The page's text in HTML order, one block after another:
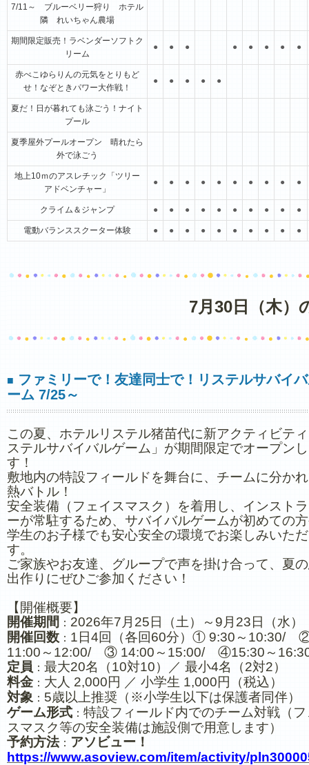
7/11～ ブルーベリー狩り ホテル
隣 れいちゃん農場
期間限定販売！ラベンダーソフトク
リーム
● ● ● ● ● ● ● ●
赤べこゆらりんの元気をとりもど
せ！なぞときパワー大作戦！
● ● ● ● ●
夏だ！日が暮れても泳ごう！ナイト
プール
夏季屋外プールオープン 晴れたら
外で泳ごう
地上10ｍのアスレチック「ツリー
アドベンチャー」
● ● ● ● ● ● ● ● ● ●
クライム＆ジャンプ ● ● ● ● ● ● ● ● ● ●
電動バランススクーター体験 ● ● ● ● ● ● ● ● ● ●
7月30日（木）
■ ファミリーで！友達同士で！リステルサバイ
ーム 7/25～
この夏、ホテルリステル猪苗代に新アクティビテ
ステルサバイバルゲーム」が期間限定でオープン
す！
敷地内の特設フィールドを舞台に、チームに分か
熱バトル！
安全装備（フェイスマスク）を着用し、インスト
ーが常駐するため、サバイバルゲームが初めての
学生のお子様でも安心安全の環境でお楽しみいた
す。
ご家族やお友達、グループで声を掛け合って、夏
出作りにぜひご参加ください！
【開催概要】
開催期間 ： 2026年7月25日（土）～9月23日（水）
開催回数 ： 1日4回（各回60分）① 9:30～10:30/
11:00～12:00/ ③ 14:00～15:00/ ④15:30～
定員 ： 最大20名（10対10）／ 最小4名（2対2）
料金 ： 大人 2,000円 ／ 小学生 1,000円（税込）
対象 ： 5歳以上推奨（※小学生以下は保護者同伴）
ゲーム形式 ： 特設フィールド内でのチーム対戦（
スマスク等の安全装備は施設側で用意します）
予約方法： アソビュー！
https://www.asoview.com/item/activity/